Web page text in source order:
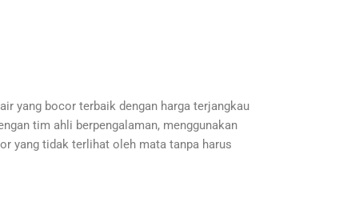
yang bocor terbaik dengan harga terjangkau
tim ahli berpengalaman, menggunakan
yang tidak terlihat oleh mata tanpa harus